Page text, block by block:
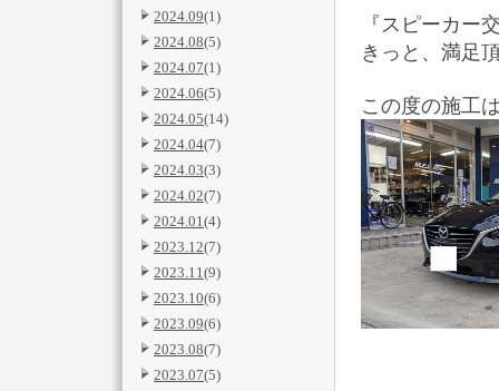
2024.09(1)
2024.08(5)
2024.07(1)
2024.06(5)
2024.05(14)
2024.04(7)
2024.03(3)
2024.02(7)
2024.01(4)
2023.12(7)
2023.11(9)
2023.10(6)
2023.09(6)
2023.08(7)
2023.07(5)
『スピーカー
きっと、満足
この度の施工